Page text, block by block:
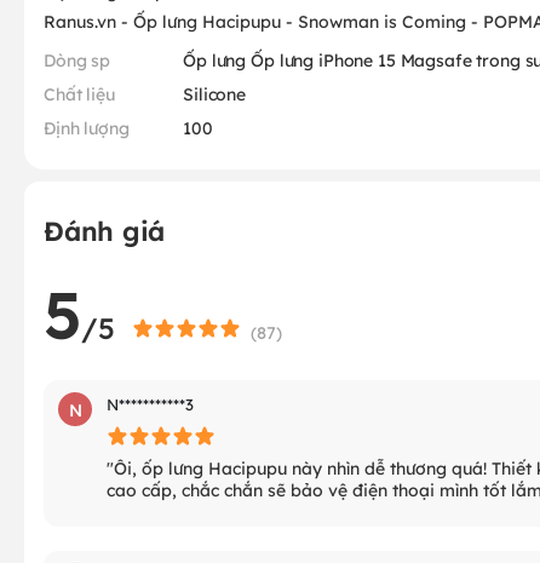
Ranus.vn - Ốp lưng Hacipupu - Snowman is Coming -
Dòng sp
Ốp lưng Ốp lưng iPhone 15 Magsafe trong
Chất liệu
Silicone
Định lượng
100
Đánh giá
5/5 (87)
N N***********3
"Ôi, ốp lưng Hacipupu này nhìn dễ thương quá!
cao cấp, chắc chắn sẽ bảo vệ điện thoại mình tốt